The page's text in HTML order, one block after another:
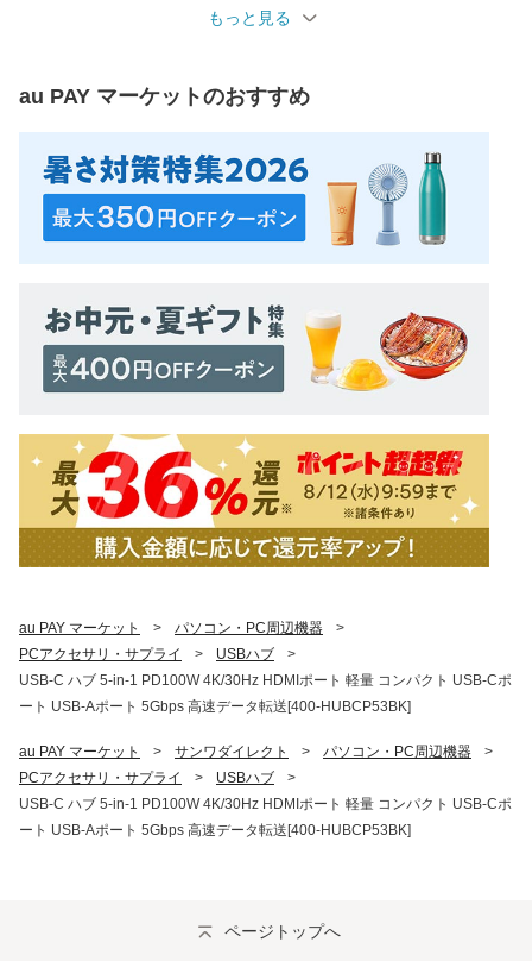
もっと見る
au PAY マーケットのおすすめ
au PAY マーケット > パソコン・PC周辺機器
>
PCアクセサリ・サプライ
> USBハブ
>
USB-C ハブ 5-in-1 PD100W 4K/30Hz HDMIポート 軽量 コンパクト USB-Cポ
ート USB-Aポート 5Gbps 高速データ転送[400-HUBCP53BK]
au PAY マーケット > サンワダイレクト > パソコン・PC周辺機器
>
PCアクセサリ・サプライ
> USBハブ
>
USB-C ハブ 5-in-1 PD100W 4K/30Hz HDMIポート 軽量 コンパクト USB-Cポ
ート USB-Aポート 5Gbps 高速データ転送[400-HUBCP53BK]
ページトップへ